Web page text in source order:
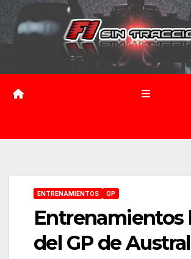
Saltar
contenido
ENTRENAMIENTOS GP
Entrenamientos
del GP de